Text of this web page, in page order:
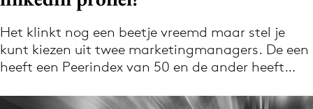
Volg het laatste nieuws via de Adformatie
Nieuws app
Het klinkt nog een beetje vreemd maar stel je
kunt kiezen uit twee marketingmanagers. De een
heeft een Peerindex van 50 en de ander heeft…